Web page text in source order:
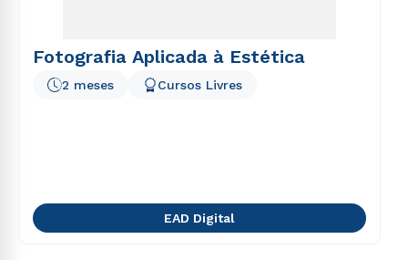
Fotografia Aplicada à Estética
2 meses Cursos Livres
EAD Digital